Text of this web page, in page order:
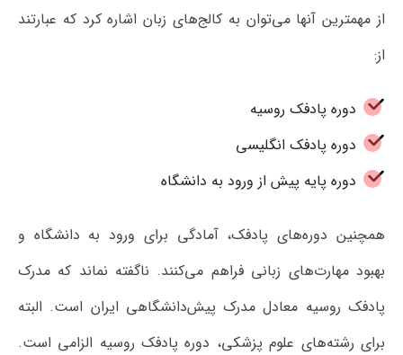
از مهمترین آنها می‌توان به کالج‌های زبان اشاره کرد که عبارتند
از:
دوره پادفک روسیه
دوره پادفک انگلیسی
دوره پایه پیش از ورود به دانشگاه
همچنین دوره‌های پادفک، آمادگی برای ورود به دانشگاه و
بهبود مهارت‌های زبانی فراهم می‌کنند. ناگفته نماند که مدرک
پادفک روسیه معادل مدرک پیش‌دانشگاهی ایران است. البته
برای رشته‌های علوم پزشکی، دوره پادفک روسیه الزامی است.